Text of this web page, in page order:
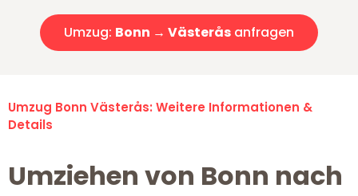
Umzug: Bonn → Västerås anfragen
Umzug Bonn Västerås: Weitere Informationen &
Details
Umziehen von Bonn nach